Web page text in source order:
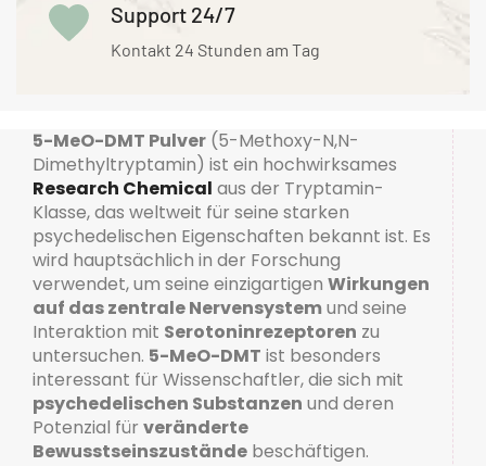
Support 24/7
Kontakt 24 Stunden am Tag
5-MeO-DMT Pulver (5-Methoxy-N,N-
Dimethyltryptamin) ist ein hochwirksames
Research Chemical aus der Tryptamin-
Klasse, das weltweit für seine starken
psychedelischen Eigenschaften bekannt ist. Es
wird hauptsächlich in der Forschung
verwendet, um seine einzigartigen Wirkungen
auf das zentrale Nervensystemund seine
Interaktion mit Serotoninrezeptoren zu
untersuchen. 5-MeO-DMT ist besonders
interessant für Wissenschaftler, die sich mit
psychedelischen Substanzen und deren
Potenzial für veränderte
Bewusstseinszustände beschäftigen.